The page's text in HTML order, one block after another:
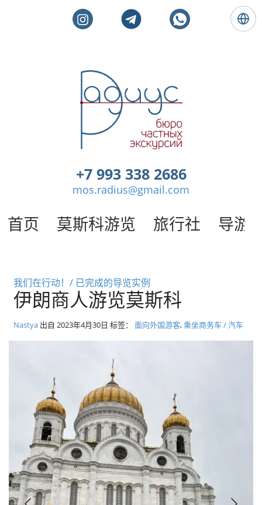
莫
斯
科
游
。
莫
斯
导
游
语
+7 993 338 2686
mos.radius@gmail.com
首页 莫斯科游览 旅行社 导游
莫斯科私人旅游和导游
我们在行动！/ 已完成的导览实例
伊朗商人游览莫斯科
Nastya出自 2023年4月30日 标签： 面向外国游客,乘坐商务车 / 汽车